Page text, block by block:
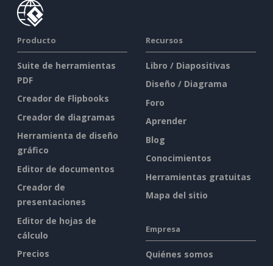
Producto
Suite de herramientas
PDF
Creador de Flipbooks
Creador de diagramas
Herramienta de diseño
gráfico
Editor de documentos
Creador de
presentaciones
Editor de hojas de
cálculo
Precios
Recursos
Libro / Diapositivas
Diseño / Diagrama
Foro
Aprender
Blog
Conocimientos
Herramientas gratuitas
Mapa del sitio
Empresa
Quiénes somos